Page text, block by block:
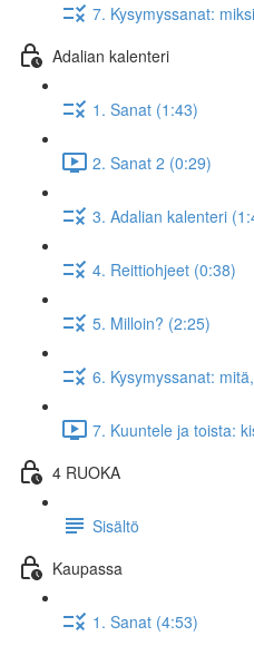
7. Kysymyssanat:
Adalian kalenteri
1. Sanat (1:43)
2. Sanat 2 (0:29)
3. Adalian kalenteri
4. Reittiohjeet (0:38)
5. Milloin? (2:25)
6. Kysymyssanat:
7. Kuuntele ja toista:
4 RUOKA
Sisältö
Kaupassa
1. Sanat (4:53)